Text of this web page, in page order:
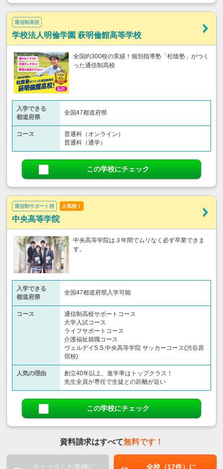
通信制高校
学校法人明倫学園 萩明倫館高等学校
全国約300校の実績！個別指導塾「松陰塾」がつく
った通信制高校
入学できる
都道府県
全国47都道府県
コース
普通科（オンライン）
普通科（通学）
この学校にチェック
通信制サポート校 人気校！
中央高等学院
中央高等学院は３年間でムリなく必ず卒業できま
す。
入学できる
都道府県
全国47都道府県入学可能
コース
通信制高校サポートコース
大学入試コース
ライフサポートコース
介護福祉就職コース
ヴェルデイS.S.中央高等学院 サッカーコース(渋谷原
宿校)
人気の理由
創立40年以上、進学率はトップクラス！
先生全員が専任で生徒との距離が近い
この学校にチェック
資料請求はすべて無料です！
チェックした学校に 全校（17件）に